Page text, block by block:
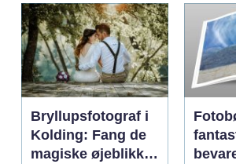
Bryllupsfotograf i
Kolding: Fang de
magiske øjeblikke